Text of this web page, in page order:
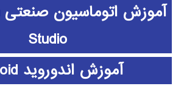
Studio
آموزش اندوروید android